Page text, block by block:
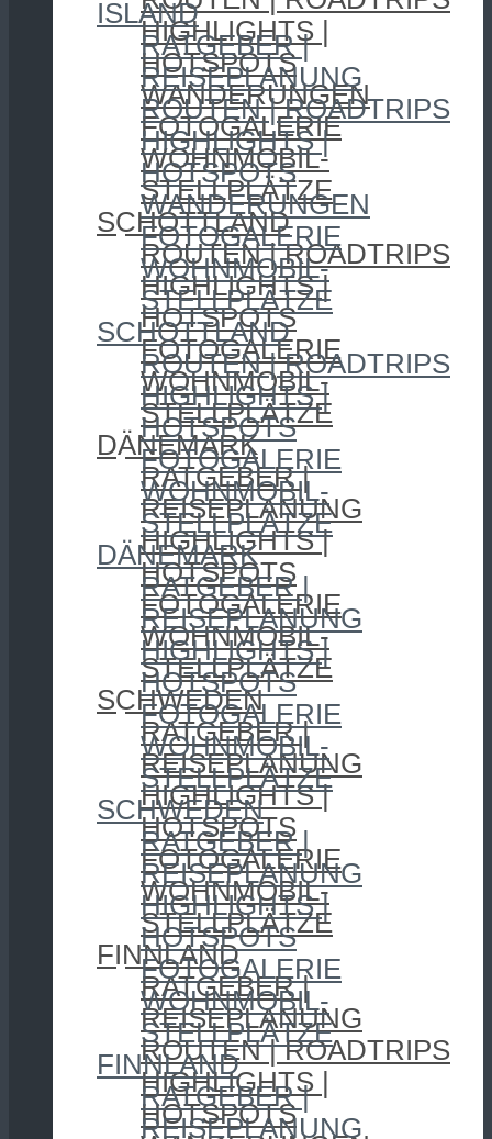
HIGHLIGHTS |
HOTSPOTS
WANDERUNGEN
FOTOGALERIE
WOHNMOBIL-
STELLPLÄTZE
SCHOTTLAND
ROUTEN | ROADTRIPS
HIGHLIGHTS |
HOTSPOTS
FOTOGALERIE
WOHNMOBIL-
STELLPLÄTZE
DÄNEMARK
RATGEBER |
REISEPLANUNG
HIGHLIGHTS |
HOTSPOTS
FOTOGALERIE
WOHNMOBIL-
STELLPLÄTZE
SCHWEDEN
RATGEBER |
REISEPLANUNG
HIGHLIGHTS |
HOTSPOTS
FOTOGALERIE
WOHNMOBIL-
STELLPLÄTZE
FINNLAND
RATGEBER |
REISEPLANUNG
ROUTEN | ROADTRIPS
HIGHLIGHTS |
HOTSPOTS
ISLAND
RATGEBER |
REISEPLANUNG
ROUTEN | ROADTRIPS
HIGHLIGHTS |
HOTSPOTS
WANDERUNGEN
FOTOGALERIE
WOHNMOBIL-
STELLPLÄTZE
SCHOTTLAND
ROUTEN | ROADTRIPS
HIGHLIGHTS |
HOTSPOTS
FOTOGALERIE
WOHNMOBIL-
STELLPLÄTZE
DÄNEMARK
RATGEBER |
REISEPLANUNG
HIGHLIGHTS |
HOTSPOTS
FOTOGALERIE
WOHNMOBIL-
STELLPLÄTZE
SCHWEDEN
RATGEBER |
REISEPLANUNG
HIGHLIGHTS |
HOTSPOTS
FOTOGALERIE
WOHNMOBIL-
STELLPLÄTZE
FINNLAND
RATGEBER |
REISEPLANUNG